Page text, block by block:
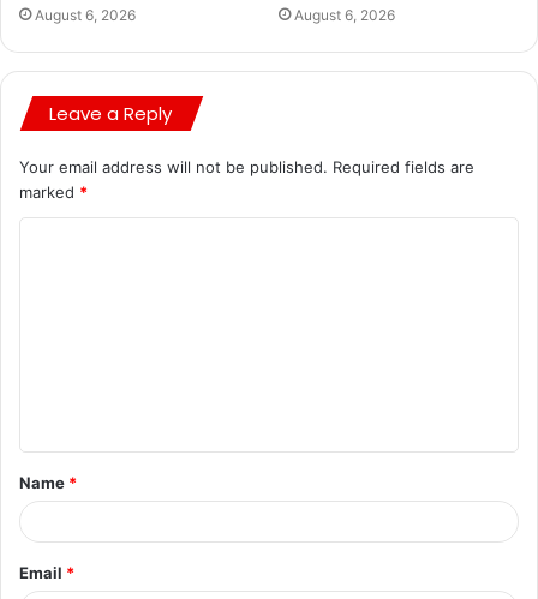
August 6, 2026 August 6, 2026
Leave a Reply
Your email address will not be published. Required fields are
marked *
Name *
Email *